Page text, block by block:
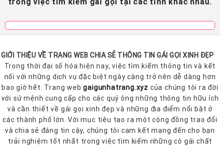
GIỚI THIỆU VỀ TRANG WEB CHIA SẺ THÔNG TIN GÁI GỌI XINH ĐẸP
Trong thời đại số hóa hiện nay, việc tìm kiếm thông tin và kết
nối với những dịch vụ đặc biệt ngày càng trở nên dễ dàng hơn
bao giờ hết. Trang webgaigunhatrang.xyz của chúng tôi ra đời
với sứ mệnh cung cấp cho các quý ông những thông tin hữu ích
và cần thiết về gái gọi xinh đẹp và những địa điểm nổi bật ở
các thành phố lớn. Với mục tiêu tạo ra một cộng đồng trao đổi
và chia sẻ đáng tin cậy, chúng tôi cam kết mang đến cho bạn
trải nghiệm tốt nhất trong việc tìm kiếm những cô gái chất